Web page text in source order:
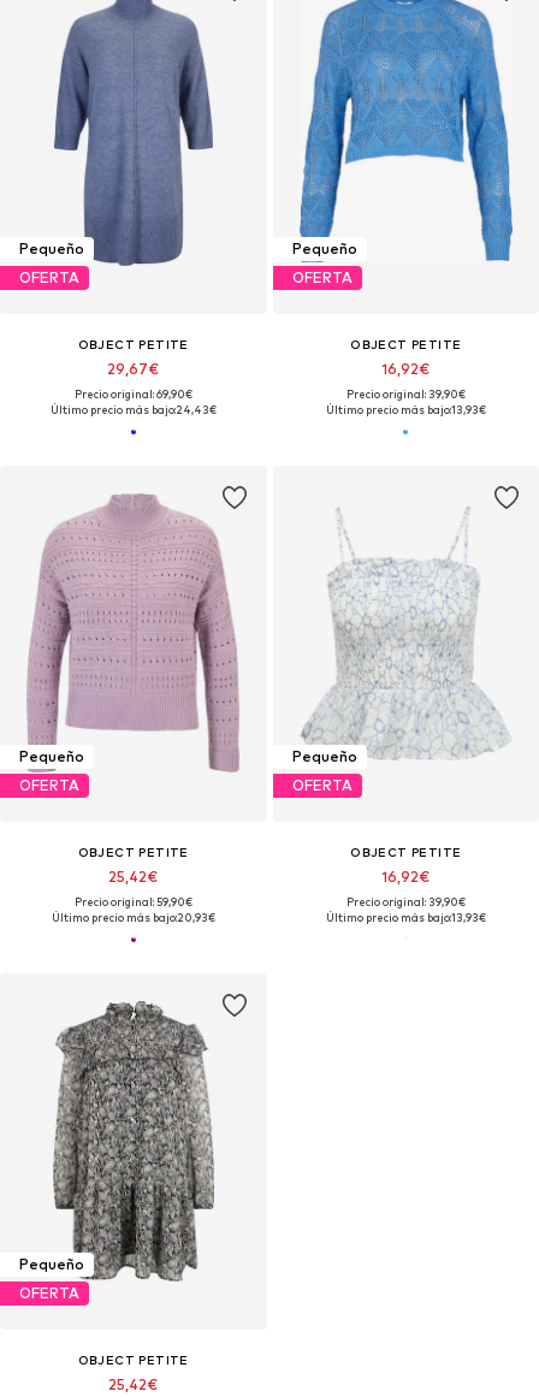
Pequeño
OFERTA
OBJECT PETITE
29,67€
Precio original: 69,90€
Último precio más bajo:24,43€
Pequeño
OFERTA
OBJECT PETITE
16,92€
Precio original: 39,90€
Último precio más bajo:13,93€
Pequeño
OFERTA
OBJECT PETITE
25,42€
Precio original: 59,90€
Último precio más bajo:20,93€
Pequeño
OFERTA
OBJECT PETITE
16,92€
Precio original: 39,90€
Último precio más bajo:13,93€
Pequeño
OFERTA
OBJECT PETITE
25,42€